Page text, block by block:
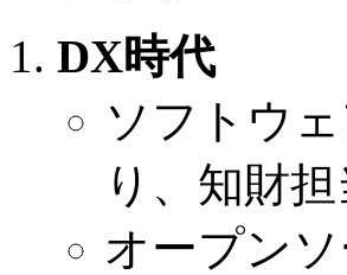
DX時代
ソフトウ
り、知財
オープン